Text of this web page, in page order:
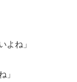
よね」
」